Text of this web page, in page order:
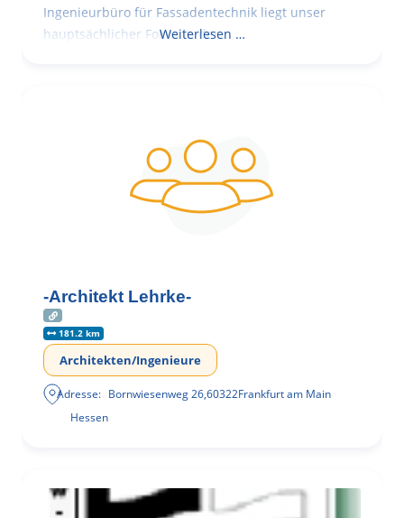
Ingenieurbüro für Fassadentechnik liegt unser
hauptsächlicher Fokus in der
Weiterlesen …
-Architekt Lehrke-
181.2 km
Architekten/Ingenieure
Adresse: Bornwiesenweg 26,60322Frankfurt am Main
Hessen